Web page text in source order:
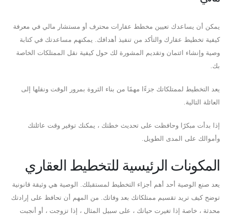
يمكن أن يساعدك تعيين مخطط عقارات محترف أو مستشار مالي في معرفة
كيفية تخطيط عقارك والتأكد من تنفيذ أهدافك. يمكنهم مساعدتك في كتابة
وصية وإنشاء ائتمان وتقديم المشورة لك حول كيفية نقل الممتلكات الخاصة
بك.
يعد التخطيط لممتلكاتك جزءًا مهمًا من بناء الثروة بمرور الوقت ونقلها إلى
العائلة التالية.
إذا بدأت مبكرًا وحافظت على تحديث خطتك ، يمكنك توفير وقت عائلتك
وأموالك على المدى الطويل.
المكونات الرئيسية للتخطيط العقاري
يعد صنع الوصية أحد أهم أجزاء التخطيط لمستقبلك. الوصية هي وثيقة قانونية
توضح كيف تريد تقسيم ممتلكاتك بعد وفاتك. من المهم أن تحافظ على إرادتك
محدثة ، خاصة إذا تغيرت حياتك ، على سبيل المثال ، إذا تزوجت ، أو أنجبت